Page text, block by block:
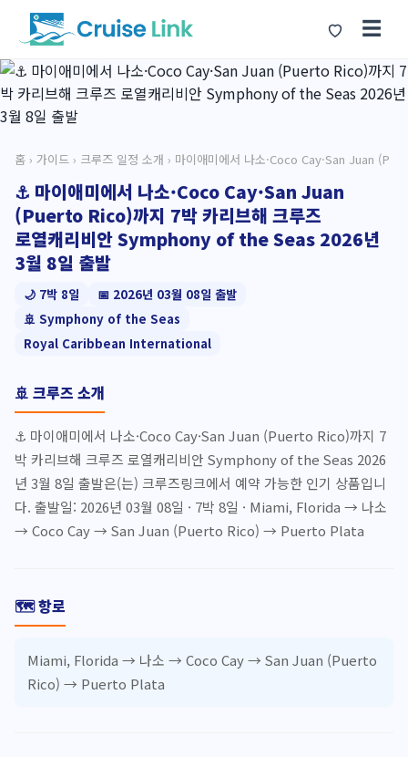
☰
홈 › 가이드 › 크루즈 일정 소개 › 마이애미에서 나소·Coco Cay·San Juan (P
⚓ 마이애미에서 나소·Coco Cay·San Juan
(Puerto Rico)까지 7박 카리브해 크루즈
로열캐리비안 Symphony of the Seas 2026년
3월 8일 출발
🌙 7박 8일
📅 2026년 03월 08일 출발
🚢 Symphony of the Seas
Royal Caribbean International
🚢 크루즈 소개
⚓ 마이애미에서 나소·Coco Cay·San Juan (Puerto Rico)까지 7
박 카리브해 크루즈 로열캐리비안 Symphony of the Seas 2026
년 3월 8일 출발은(는) 크루즈링크에서 예약 가능한 인기 상품입니
다. 출발일: 2026년 03월 08일 · 7박 8일 · Miami, Florida → 나소
→ Coco Cay → San Juan (Puerto Rico) → Puerto Plata
🗺️ 항로
Miami, Florida → 나소 → Coco Cay → San Juan (Puerto
Rico) → Puerto Plata